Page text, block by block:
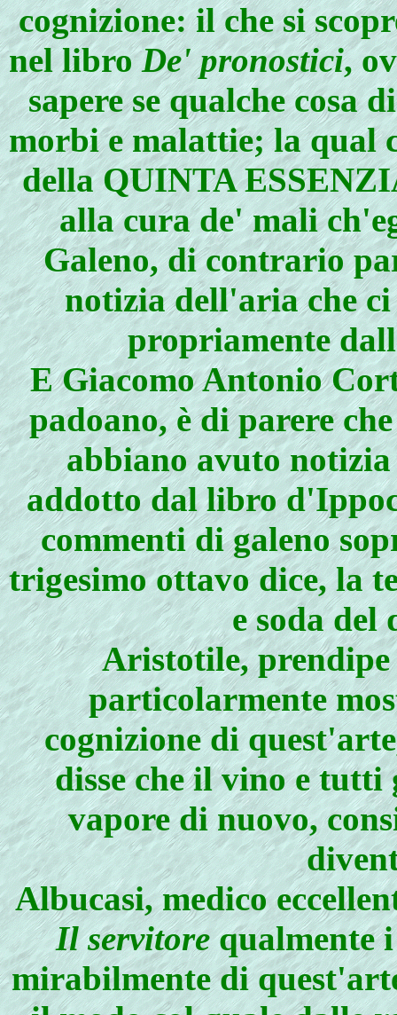
cognizione: il che si
nel libroDe' pronostici,
sapere se qualche cosa
morbi e malattie; la qual
della QUINTA
alla cura de' mali
Galeno, di contrario
notizia dell'aria che
propriamente
E Giacomo Antonio
padoano, è di parere
abbiano avuto
addotto dal libro
commenti di galeno
trigesimo ottavo dice, la
e soda del
Aristotile,
particolarmente
cognizione di
disse che il vino e
vapore di nuovo,
Albucasi, medico
Il servitorequalmente
mirabilmente di